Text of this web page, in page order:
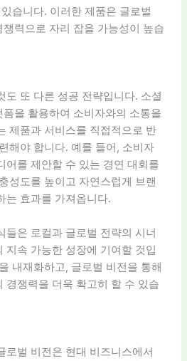
습니다. 이러한 제품은 글로벌
력으로 자리 잡을 가능성이 높습
도 또 다른 성공 전략입니다. 소셜
을 활용하여 소비자와의 소통을
제품과 서비스를 직접적으로 반
해야 합니다. 예를 들어, 소비자
어를 제안할 수 있는 경연 대회를
성도를 높이고 자연스럽게 브랜
는 효과를 가져옵니다.
들은 로컬과 글로벌 전략의 시너
지속 가능한 성장에 기여할 것입
내재화하고, 글로벌 비전을 통해
경쟁력을 더욱 확고히 할 수 있습
로벌 비전은 현대 비즈니스에서